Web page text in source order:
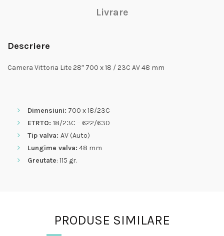
Livrare
Descriere
Camera Vittoria Lite 28″ 700 x 18 / 23C AV 48 mm
Dimensiuni: 700 x 18/23C
ETRTO: 18/23C – 622/630
Tip valva: AV (Auto)
Lungime valva: 48 mm
Greutate: 115 gr.
PRODUSE SIMILARE